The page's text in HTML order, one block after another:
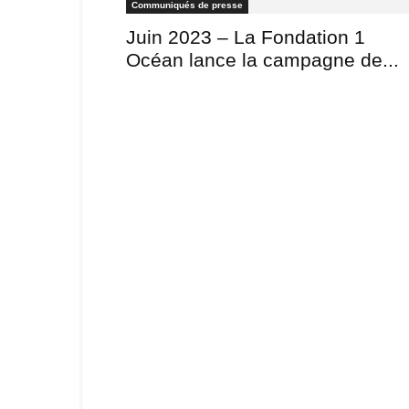
Communiqués de presse
Juin 2023 – La Fondation 1
lance la campagne de...